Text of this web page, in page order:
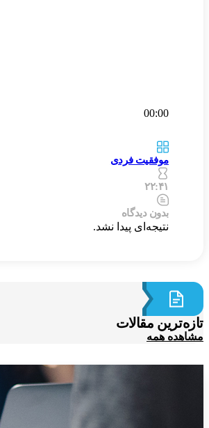
00:00
موفقیت فردی
۲۲:۴۱
بدون دیدگاه
نتیجه‌ای پیدا نشد.
تازه‌ترین مقالات
مشاهده همه